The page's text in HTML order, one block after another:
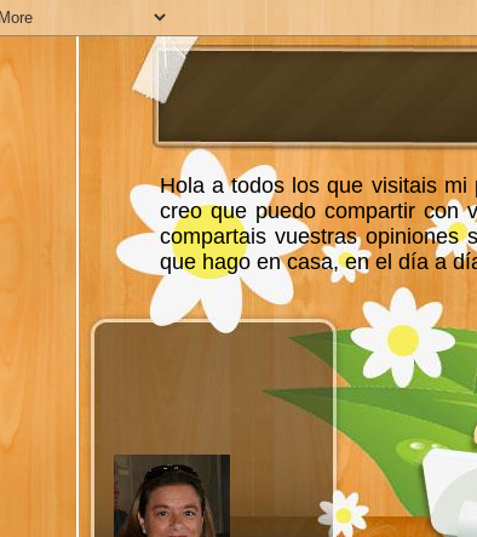
Hola a todos los que visitais
creo que puedo compartir con
compartais vuestras
que hago en casa, en el día a